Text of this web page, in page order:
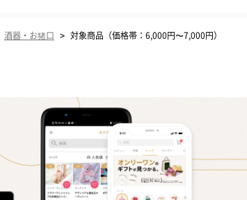
酒器・お猪口 > 対象商品（価格帯：6,000円〜7,000円）